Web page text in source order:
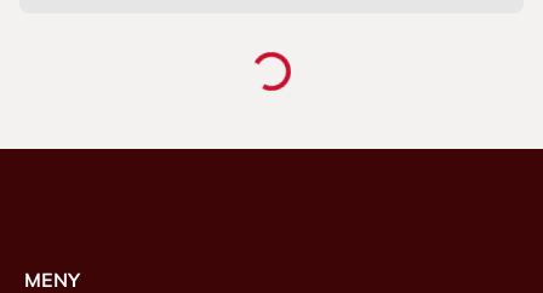
MENY